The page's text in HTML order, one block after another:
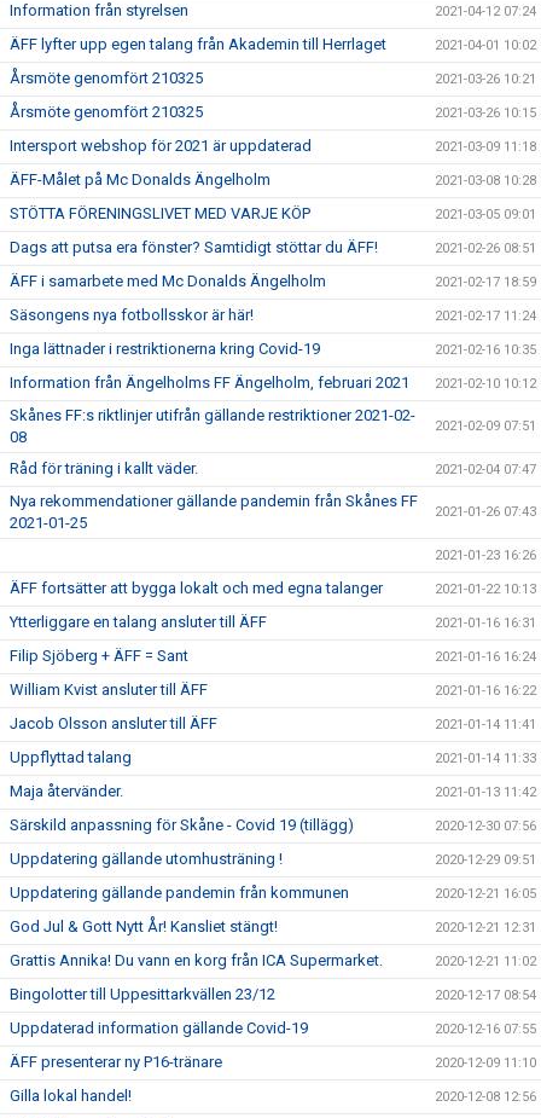
Information från styrelsen 2021-04-12 07:24
ÄFF lyfter upp egen talang från Akademin till Herrlaget 2021-04-01 10:02
Årsmöte genomfört 210325 2021-03-26 10:21
Årsmöte genomfört 210325 2021-03-26 10:15
Intersport webshop för 2021 är uppdaterad 2021-03-09 11:18
ÄFF-Målet på Mc Donalds Ängelholm 2021-03-08 10:28
STÖTTA FÖRENINGSLIVET MED VARJE KÖP 2021-03-05 09:01
Dags att putsa era fönster? Samtidigt stöttar du ÄFF! 2021-02-26 08:51
ÄFF i samarbete med Mc Donalds Ängelholm 2021-02-17 18:59
Säsongens nya fotbollsskor är här! 2021-02-17 11:24
Inga lättnader i restriktionerna kring Covid-19 2021-02-16 10:35
Information från Ängelholms FF Ängelholm, februari 2021 2021-02-10 10:12
Skånes FF:s riktlinjer utifrån gällande restriktioner 2021-02-
08
2021-02-09 07:51
Råd för träning i kallt väder. 2021-02-04 07:47
Nya rekommendationer gällande pandemin från Skånes FF
2021-01-25
2021-01-26 07:43
2021-01-23 16:26
ÄFF fortsätter att bygga lokalt och med egna talanger 2021-01-22 10:13
Ytterliggare en talang ansluter till ÄFF 2021-01-16 16:31
Filip Sjöberg + ÄFF = Sant 2021-01-16 16:24
William Kvist ansluter till ÄFF 2021-01-16 16:22
Jacob Olsson ansluter till ÄFF 2021-01-14 11:41
Uppflyttad talang 2021-01-14 11:33
Maja återvänder. 2021-01-13 11:42
Särskild anpassning för Skåne - Covid 19 (tillägg) 2020-12-30 07:56
Uppdatering gällande utomhusträning ! 2020-12-29 09:51
Uppdatering gällande pandemin från kommunen 2020-12-21 16:05
God Jul & Gott Nytt År! Kansliet stängt! 2020-12-21 12:31
Grattis Annika! Du vann en korg från ICA Supermarket. 2020-12-21 11:02
Bingolotter till Uppesittarkvällen 23/12 2020-12-17 08:54
Uppdaterad information gällande Covid-19 2020-12-16 07:55
ÄFF presenterar ny P16-tränare 2020-12-09 11:10
Gilla lokal handel! 2020-12-08 12:56